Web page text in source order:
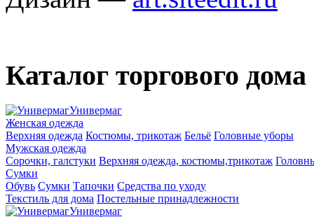
Каталог торгового дома
Универмаг
Женская одежда
Верхняя одежда Костюмы, трикотаж Бельё Головные уборы
Мужская одежда
Сорочки, галстуки Верхняя одежда, костюмы,трикотаж
Сумки
Обувь Сумки Тапочки Средства по уходу
Текстиль для дома Постельные принадлежности
Универмаг